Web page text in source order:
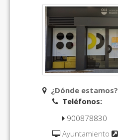
¿Dónde estamos?
Teléfonos:
900878830
Ayuntamiento